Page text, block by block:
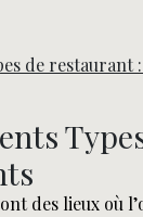
de restaurant
des lieux où